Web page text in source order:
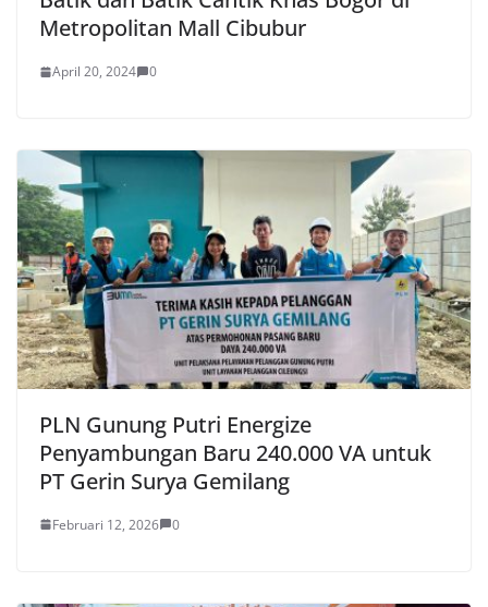
Metropolitan Mall Cibubur
April 20, 2024 0
PLN Gunung Putri Energize
Penyambungan Baru 240.000 VA untuk
PT Gerin Surya Gemilang
Februari 12, 2026 0